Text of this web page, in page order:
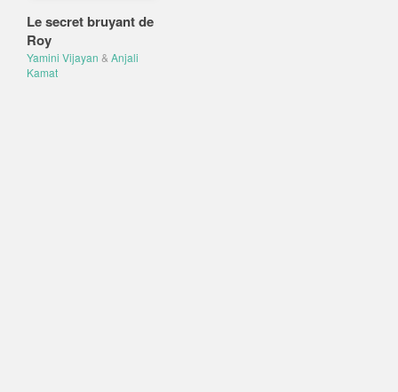
Le secret bruyant de
Roy
Yamini Vijayan & Anjali
Kamat